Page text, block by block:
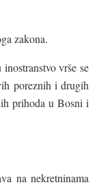
zakona.
vrše se
poreznih i drugih
prihoda u Bosni i
na nekretninama